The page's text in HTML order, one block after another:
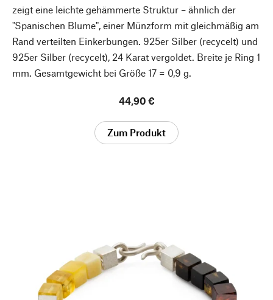
zeigt eine leichte gehämmerte Struktur – ähnlich der
"Spanischen Blume", einer Münzform mit gleichmäßig am
Rand verteilten Einkerbungen. 925er Silber (recycelt) und
925er Silber (recycelt), 24 Karat vergoldet. Breite je Ring 1
mm. Gesamtgewicht bei Größe 17 = 0,9 g.
44,90 €
Zum Produkt